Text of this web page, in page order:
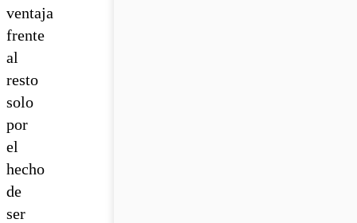
ventaja
frente
al
resto
solo
por
el
hecho
de
ser